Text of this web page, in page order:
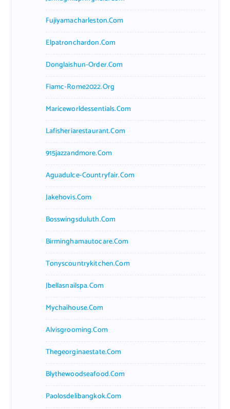
Fujiyamacharleston.com
Elpatronchardon.com
Donglaishun-Order.com
Fiamc-Rome2022.org
Mariceworldessentials.com
Lafisheriarestaurant.com
915jazzandmore.com
Aguadulce-Countryfair.com
Jakehovis.com
Bosswingsduluth.com
Birminghamautocare.com
Tonyscountrykitchen.com
Jbellasnailspa.com
Mychaihouse.com
Alvisgrooming.com
Thegeorginaestate.com
Blythewoodseafood.com
Paolosdelibangkok.com